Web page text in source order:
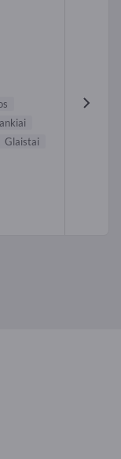
Glaistai